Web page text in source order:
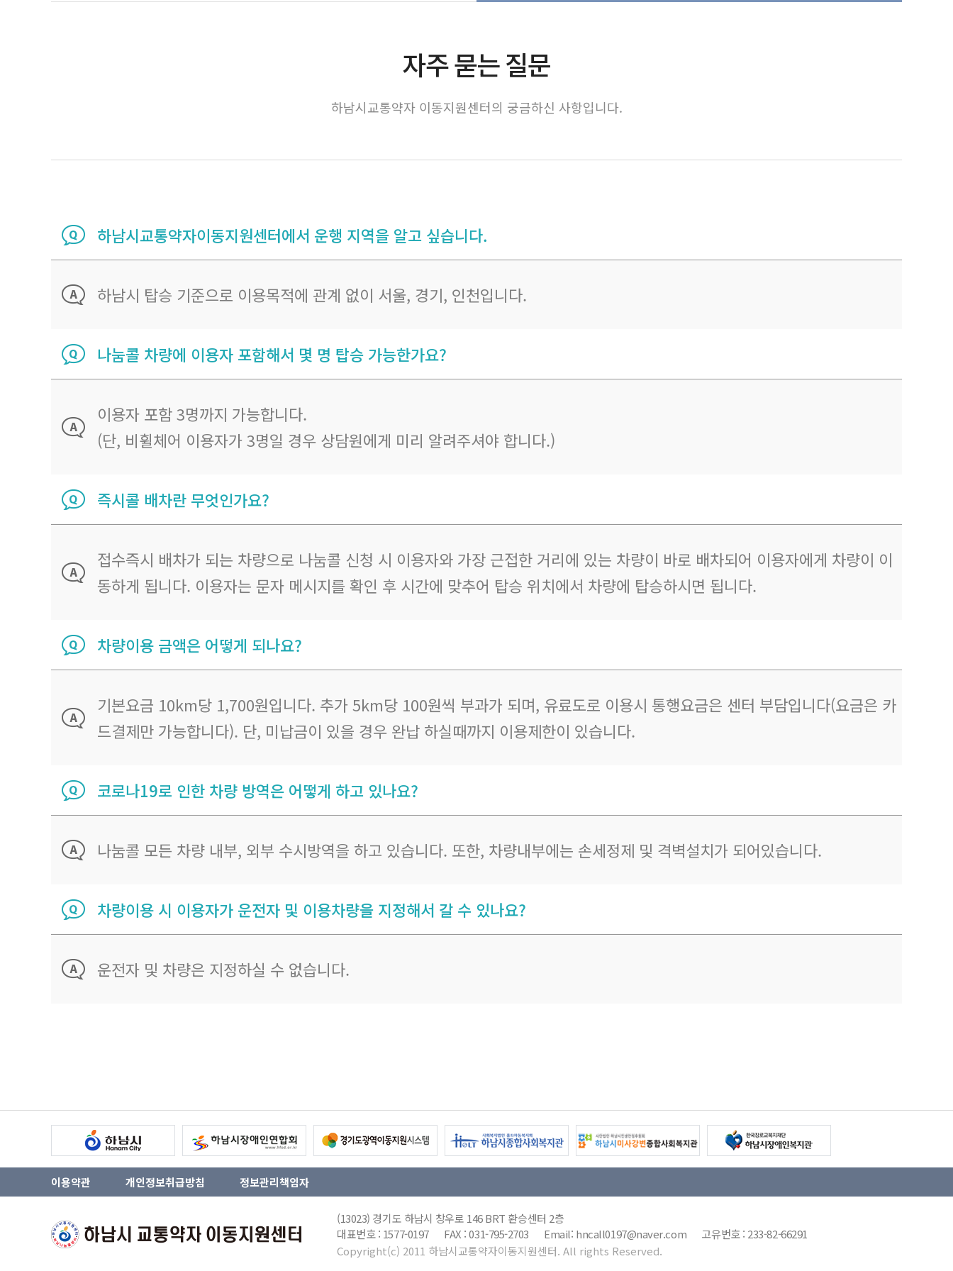
자주 묻는 질문
하남시교통약자 이동지원센터의 궁금하신 사항입니다.
하남시교통약자이동지원센터에서 운행 지역을 알고 싶습니다.
하남시 탑승 기준으로 이용목적에 관계 없이 서울, 경기, 인천입니다.
나눔콜 차량에 이용자 포함해서 몇 명 탑승 가능한가요?
이용자 포함 3명까지 가능합니다.
(단, 비휠체어 이용자가 3명일 경우 상담원에게 미리 알려주셔야 합니다.)
즉시콜 배차란 무엇인가요?
접수즉시 배차가 되는 차량으로 나눔콜 신청 시 이용자와 가장 근접한 거리에 있는 차량이 바로 배차되어 이용자에게 차량이 이
동하게 됩니다. 이용자는 문자 메시지를 확인 후 시간에 맞추어 탑승 위치에서 차량에 탑승하시면 됩니다.
차량이용 금액은 어떻게 되나요?
기본요금 10km당 1,700원입니다. 추가 5km당 100원씩 부과가 되며, 유료도로 이용시 통행요금은 센터 부담입니다(요금은 카
드결제만 가능합니다). 단, 미납금이 있을 경우 완납 하실때까지 이용제한이 있습니다.
코로나19로 인한 차량 방역은 어떻게 하고 있나요?
나눔콜 모든 차량 내부, 외부 수시방역을 하고 있습니다. 또한, 차량내부에는 손세정제 및 격벽설치가 되어있습니다.
차량이용 시 이용자가 운전자 및 이용차량을 지정해서 갈 수 있나요?
운전자 및 차량은 지정하실 수 없습니다.
이용약관 개인정보취급방침 정보관리책임자
(13023) 경기도 하남시 창우로 146 BRT 환승센터 2층
대표번호 : 1577-0197 FAX : 031-795-2703 Email: hncall0197@naver.com 고유번호 : 233-82-66291
Copyright(c) 2011 하남시교통약자이동지원센터. All rights Reserved.